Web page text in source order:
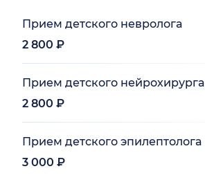
Прием детского невролога
2 800 ₽
Прием детского нейрохирурга
2 800 ₽
Прием детского эпилептолога
3 000 ₽